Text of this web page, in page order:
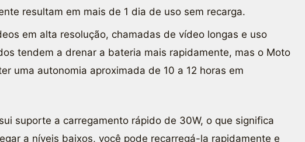
resultam em mais de 1 dia de uso sem recarga.
em alta resolução, chamadas de vídeo longas e uso
tendem a drenar a bateria mais rapidamente, mas o Moto
uma autonomia aproximada de 10 a 12 horas em
suporte a carregamento rápido de 30W, o que significa
a níveis baixos, você pode recarregá-la rapidamente e